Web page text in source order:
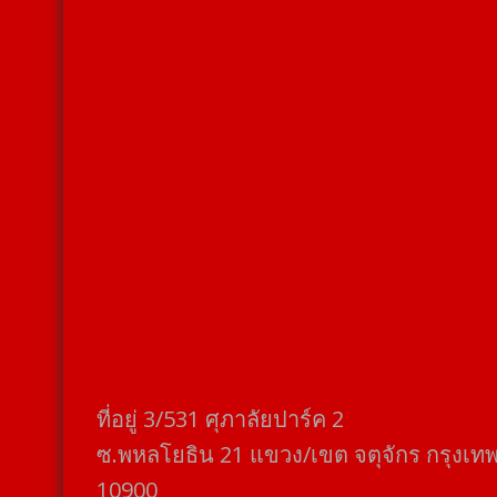
ที่อยู่​ 3/531​ ศุภาลัยปาร์ค​ 2
ซ.พหลโยธิน​ 21​ แขวง/เขต​ จตุจักร​ กรุงเท
10900